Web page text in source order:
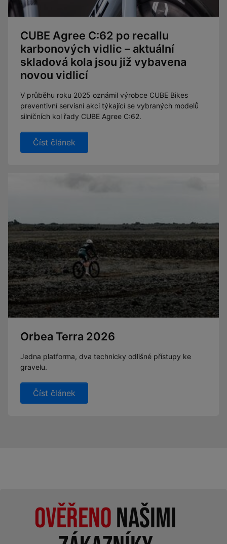
CUBE Agree C:62 po recallu
karbonových vidlic – aktuální
skladová kola jsou již vybavena
novou vidlicí
V průběhu roku 2025 oznámil výrobce CUBE Bikes
preventivní servisní akci týkající se vybraných modelů
silničních kol řady CUBE Agree C:62.
Číst článek
Orbea Terra 2026
Jedna platforma, dva technicky odlišné přístupy ke
gravelu.
Číst článek
Ověřenonašimi